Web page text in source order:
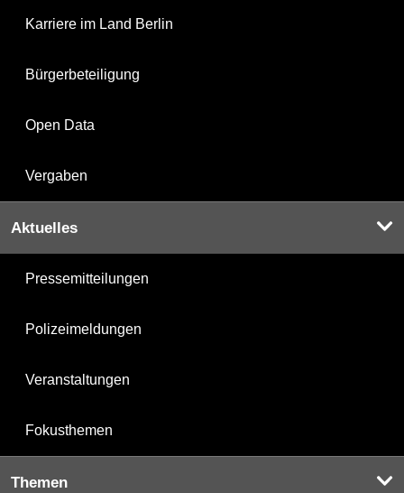
Karriere im Land Berlin
Bürgerbeteiligung
Open Data
Vergaben
Aktuelles
Pressemitteilungen
Polizeimeldungen
Veranstaltungen
Fokusthemen
Themen